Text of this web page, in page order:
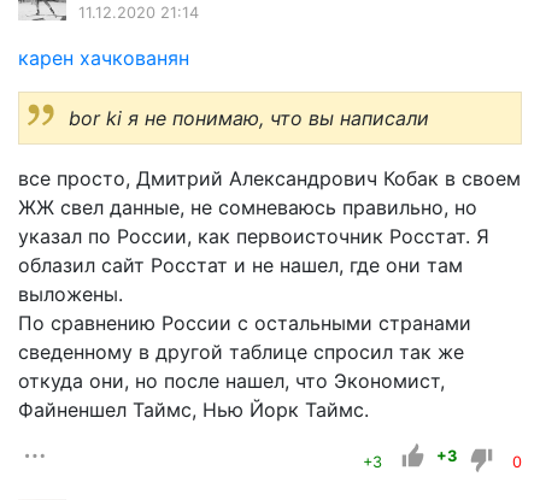
11.12.2020 21:14
карен хачкованян
bor ki я не понимаю, что вы написали
все просто, Дмитрий Александрович Кобак в своем
ЖЖ свел данные, не сомневаюсь правильно, но
указал по России, как первоисточник Росстат. Я
облазил сайт Росстат и не нашел, где они там
выложены.
По сравнению России с остальными странами
сведенному в другой таблице спросил так же
откуда они, но после нашел, что Экономист,
Файненшел Таймс, Нью Йорк Таймс.
+3 +3 0